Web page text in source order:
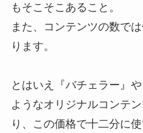
もそこそこあること。
また、コンテンツの数で
ります。
とはいえ『バチェラー』
ようなオリジナルコンテ
り、この価格で十二分に